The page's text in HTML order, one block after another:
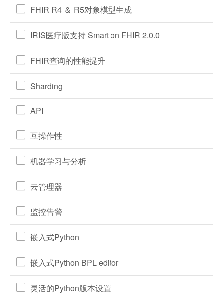
FHIR R4 ＆ R5对象模型生成
IRIS医疗版支持 Smart on FHIR 2.0.0
FHIR查询的性能提升
Sharding
API
互操作性
机器学习与分析
云管理器
监控告警
嵌入式Python
嵌入式Python BPL editor
灵活的Python版本设置